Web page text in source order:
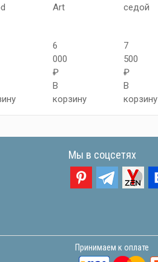
Art
6
000
₽
В
корзину
седой
7
500
₽
В
корзину
Мы в соцсетях
Принимаем к оплате